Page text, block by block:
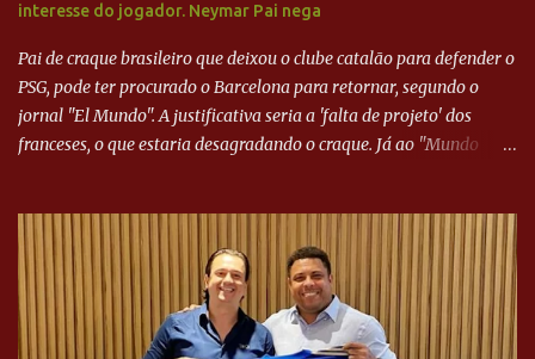
interesse do jogador. Neymar Pai nega
Pai de craque brasileiro que deixou o clube catalão para defender o
PSG, pode ter procurado o Barcelona para retornar, segundo o
jornal "El Mundo". A justificativa seria a 'falta de projeto' dos
franceses, o que estaria desagradando o craque. Já ao "Mundo
Neymar Pai nega